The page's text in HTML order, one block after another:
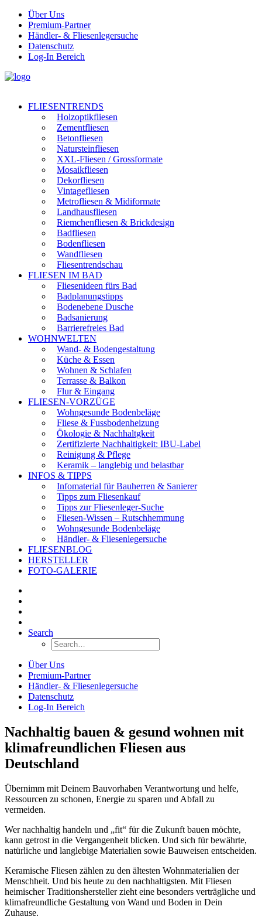
Über Uns
Premium-Partner
Händler- & Fliesenlegersuche
Datenschutz
Log-In Bereich
FLIESENTRENDS
Holzoptikfliesen
Zementfliesen
Betonfliesen
Natursteinfliesen
XXL-Fliesen / Grossformate
Mosaikfliesen
Dekorfliesen
Vintagefliesen
Metrofliesen & Midiformate
Landhausfliesen
Riemchenfliesen & Brickdesign
Badfliesen
Bodenfliesen
Wandfliesen
Fliesentrendschau
FLIESEN IM BAD
Fliesenideen fürs Bad
Badplanungstipps
Bodenebene Dusche
Badsanierung
Barrierefreies Bad
WOHNWELTEN
Wand- & Bodengestaltung
Küche & Essen
Wohnen & Schlafen
Terrasse & Balkon
Flur & Eingang
FLIESEN-VORZÜGE
Wohngesunde Bodenbeläge
Fliese & Fussbodenheizung
Ökologie & Nachhaltgkeit
Zertifizierte Nachhaltigkeit: IBU-Label
Reinigung & Pflege
Keramik – langlebig und belastbar
INFOS & TIPPS
Infomaterial für Bauherren & Sanierer
Tipps zum Fliesenkauf
Tipps zur Fliesenleger-Suche
Fliesen-Wissen – Rutschhemmung
Wohngesunde Bodenbeläge
Händler- & Fliesenlegersuche
FLIESENBLOG
HERSTELLER
FOTO-GALERIE
Search
Über Uns
Premium-Partner
Händler- & Fliesenlegersuche
Datenschutz
Log-In Bereich
Nachhaltig bauen & gesund wohnen mit
klimafreundlichen Fliesen aus
Deutschland
Übernimm mit Deinem Bauvorhaben Verantwortung und helfe,
Ressourcen zu schonen, Energie zu sparen und Abfall zu
vermeiden.
Wer nachhaltig handeln und „fit“ für die Zukunft bauen möchte,
kann getrost in die Vergangenheit blicken. Und sich für bewährte,
natürliche und langlebige Materialien sowie Bauweisen entscheiden.
Keramische Fliesen zählen zu den ältesten Wohnmaterialien der
Menschheit. Und bis heute zu den nachhaltigsten. Mit Fliesen
heimischer Traditionshersteller zieht eine besonders verträgliche und
klimafreundliche Gestaltung von Wand und Boden in Dein
Zuhause.